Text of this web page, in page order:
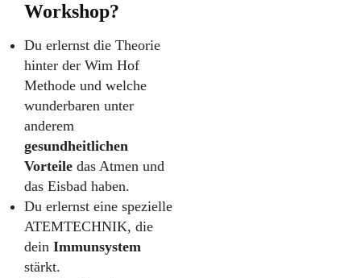
Workshop?
Du erlernst die Theorie
hinter der Wim Hof
Methode und welche
wunderbaren unter
anderem
gesundheitlichen
Vorteile das Atmen und
das Eisbad haben.
Du erlernst eine spezielle
ATEMTECHNIK, die
dein Immunsystem
stärkt.